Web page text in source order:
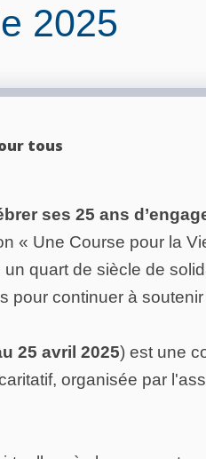
2025
tous
ses 25 ans
« Une Course pour la
quart de siècle de
pour continuer à
25 avril 2025) est une
organisée par